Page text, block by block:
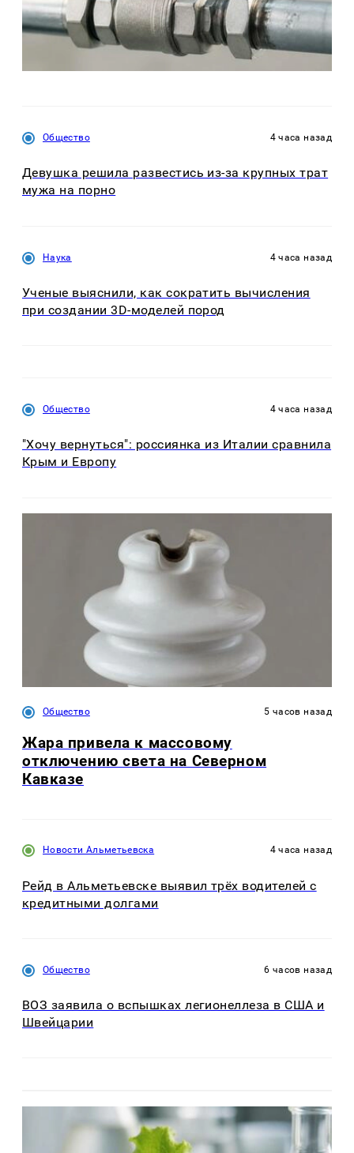
Общество 4 часа назад
Девушка решила развестись из-за крупных трат
мужа на порно
Наука 4 часа назад
Ученые выяснили, как сократить вычисления
при создании 3D-моделей пород
Общество 4 часа назад
"Хочу вернуться": россиянка из Италии сравнила
Крым и Европу
Общество 5 часов назад
Жара привела к массовому
отключению света на Северном
Кавказе
Новости Альметьевска 4 часа назад
Рейд в Альметьевске выявил трёх водителей с
кредитными долгами
Общество 6 часов назад
ВОЗ заявила о вспышках легионеллеза в США и
Швейцарии